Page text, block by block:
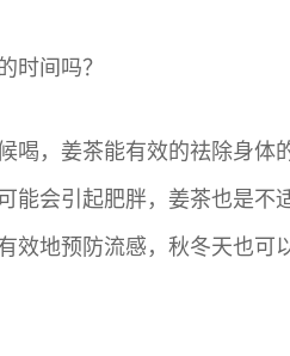
时间吗？
喝，姜茶能有效的祛除身
能会引起肥胖，姜茶也是
效地预防流感，秋冬天也